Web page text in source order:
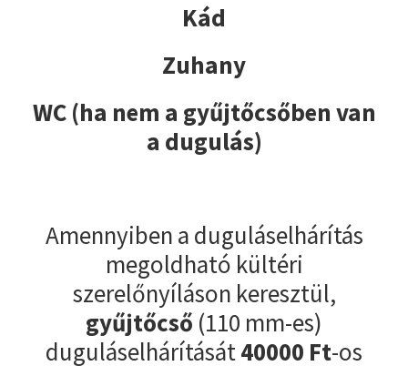
Kád
Zuhany
WC (ha nem a gyűjtőcsőben van
a dugulás)
Amennyiben a duguláselhárítás
megoldható kültéri
szerelőnyíláson keresztül,
gyűjtőcső (110 mm-es)
duguláselhárítását40000 Ft-os